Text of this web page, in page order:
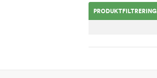
PRODUKTFILTRERING